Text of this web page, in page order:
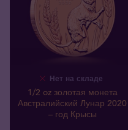
Нет на складе
1/2 oz золотая монета
Австралийский Лунар 2020
– год Крысы